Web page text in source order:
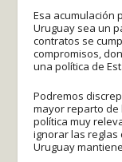
Esa acumulación
Uruguay sea un
contratos se
compromisos,
una política de
Podremos
mayor reparto
política muy
ignorar las
Uruguay